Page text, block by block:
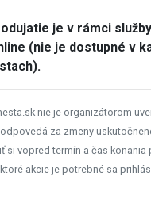
je v rámci
(nie je dostupné v
nie je organizátorom
za zmeny
si vopred termín a čas konania
akcie je potrebné sa